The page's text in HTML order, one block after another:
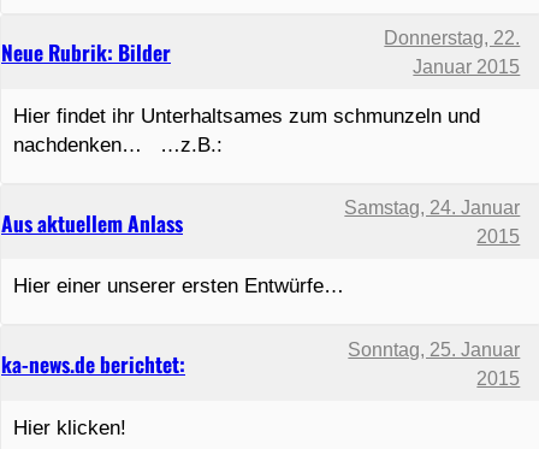
ka-news.de berichtet:
Sonntag, 25. Januar
2015
Hier klicken!
Aus aktuellem Anlass
Samstag, 24. Januar
2015
Hier einer unserer ersten Entwürfe…
Neue Rubrik: Bilder
Donnerstag, 22.
Januar 2015
Hier findet ihr Unterhaltsames zum schmunzeln und
nachdenken… …z.B.: